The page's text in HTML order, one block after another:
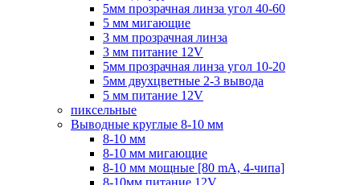
5мм прозрачная линза угол 40-60
5 мм мигающие
3 мм прозрачная линза
3 мм питание 12V
5мм прозрачная линза угол 10-20
5мм двухцветные 2-3 вывода
5 мм питание 12V
пиксельные
Выводные круглые 8-10 мм
8-10 мм
8-10 мм мигающие
8-10 мм мощные [80 mA, 4-чипа]
8-10мм питание 12V